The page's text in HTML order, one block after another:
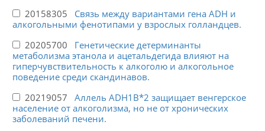
20158305 Связь между вариантами гена ADH и
алкогольными фенотипами у взрослых голландцев.
20205700 Генетические детерминанты
метаболизма этанола и ацетальдегида влияют на
гиперчувствительность к алкоголю и алкогольное
поведение среди скандинавов.
20219057 Аллель ADH1B*2 защищает венгерское
население от алкоголизма, но не от хронических
заболеваний печени.